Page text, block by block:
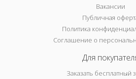
Вакансии
Публичная
Политика
Соглашение о
Для
Заказать бесплатный